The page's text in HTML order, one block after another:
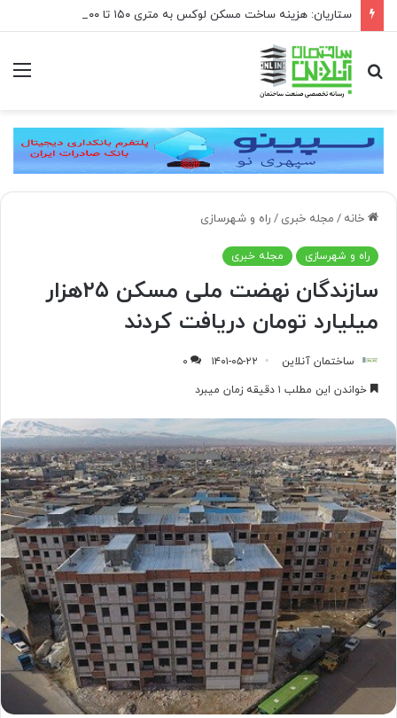
جستجو
برای
خانه / مجله خبری / راه و شهرسازی
راه و شهرسازی مجله خبری
سازندگان نهضت ملی مسکن ۲۵هزار
میلیارد تومان دریافت کردند
ساختمان آنلاین ۱۴۰۱-۰۵-۲۲
۰
خواندن این مطلب ۱ دقیقه زمان میبرد